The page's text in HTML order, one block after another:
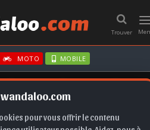
pour vous offrir le contenu
Trouver
MOTO MOBILE
IBIZA